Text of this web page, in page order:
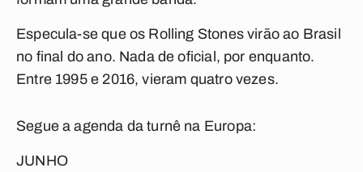
Especula-se que os Rolling Stones virão ao Brasil
no final do ano. Nada de oficial, por enquanto.
Entre 1995 e 2016, vieram quatro vezes.
Segue a agenda da turnê na Europa:
JUNHO